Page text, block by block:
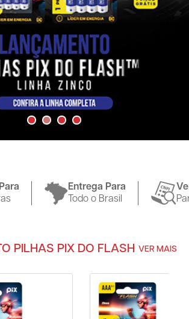
Entrega Para
Todo o Brasil
PILHAS PIX DO FLASH VER MAIS